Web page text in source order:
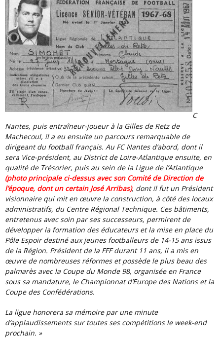
C
Nantes, puis entraîneur-joueur à la Gilles de Retz de
Machecoul, il a eu ensuite un parcours remarquable de
dirigeant du football français. Au FC Nantes d’abord, dont il
sera Vice-président, au District de Loire-Atlantique ensuite, en
qualité de Trésorier, puis au sein de la Ligue de l’Atlantique
(photo principale ci-dessus avec son Comité de Direction de
l’époque, dont un certain José Arribas), dont il fut un Président
visionnaire qui mit en œuvre la construction, à côté des locaux
administratifs, du Centre Régional Technique. Ces bâtiments,
entretenus avec soin par ses successeurs, permirent de
développer la formation des éducateurs et la mise en place du
Pôle Espoir destiné aux jeunes footballeurs de 14-15 ans issus
de la Région. Président de la FFF durant 11 ans, il a mis en
œuvre de nombreuses réformes et possède le plus beau des
palmarès avec la Coupe du Monde 98, organisée en France
sous sa mandature, le Championnat d’Europe des Nations et la
Coupe des Confédérations.
La ligue honorera sa mémoire par une minute
d’applaudissements sur toutes ses compétitions le week-end
prochain. »